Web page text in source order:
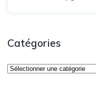
Catégories